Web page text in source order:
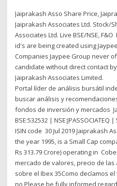
Jaiprakash Asso Share Price,
Jaiprakash Associates Ltd. Stock/
Associates Ltd. Live BSE/NSE,
id's are being created using
Companies Jaypee Group never
candidate without direct contact
Jaiprakash Associates Limited.
Portal líder de análisis bursátil
buscar análisis y
fondos de inversión y mercados
BSE:532532 |
ISIN code 30 Jul 2019 Jaiprakash
the year 1995, is a Small Cap
Rs 313.79 Crore) operating in
mercado de valores, precio de las
sobre el Ibex 35Como decíamos
no Please be fully informed